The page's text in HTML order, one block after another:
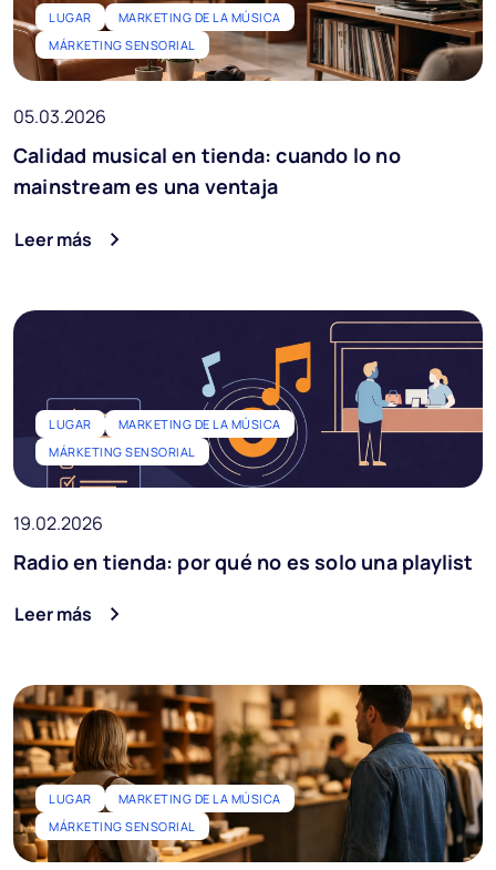
LUGAR
MARKETING DE LA MÚSICA
MÁRKETING SENSORIAL
05.03.2026
Calidad musical en tienda: cuando lo no
mainstream es una ventaja
Leer más
LUGAR
MARKETING DE LA MÚSICA
MÁRKETING SENSORIAL
19.02.2026
Radio en tienda: por qué no es solo una playlist
Leer más
LUGAR
MARKETING DE LA MÚSICA
MÁRKETING SENSORIAL